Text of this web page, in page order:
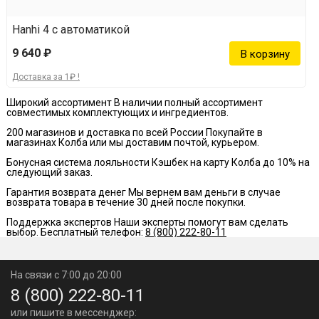
уголь.
3. Режим Смокер (коптильня)
Этот режим предназначен для копчения —
приготовления продуктов с ароматизацией дымом.
– Прогрейте мангал и добейтесь стабильной и нужной
вам температуры (зависит от рецепта)
– Добавьте щепу или полешки, предварительно
поместив их в лоток из фольги. Лоток следует
установить на угли, чтобы древесина выделяла дым, а
не сгорала.
Hanhi 4 с автоматикой
9 640 ₽
Доставка за 1₽ !
Широкий ассортимент В наличии полный ассортимент
совместимых комплектующих и ингредиентов.
200 магазинов и доставка по всей России Покупайте в
магазинах Колба или мы доставим почтой, курьером.
Бонусная система лояльности Кэшбек на карту Колба до 10% на
следующий заказ.
Гарантия возврата денег Мы вернем вам деньги в случае
возврата товара в течение 30 дней после покупки.
Поддержка экспертов Наши эксперты помогут вам сделать
выбор. Бесплатный телефон: 8 (800) 222-80-11
На связи с 7:00 до 20:00
8 (800) 222-80-11
или пишите в мессенджер: